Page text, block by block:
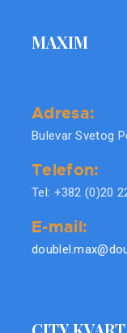
MAXIM
Adresa:
Bulevar Svetog
Telefon:
Tel: +382 (0)20
E-mail: